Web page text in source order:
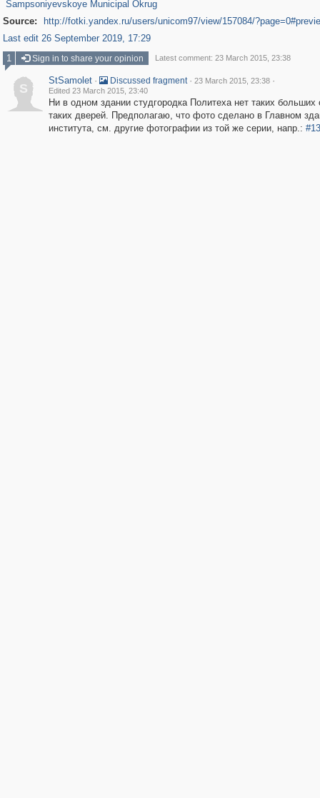
Sampsoniyevskoye Municipal Okrug
Source:
http://fotki.yandex.ru/users/unicom97/view/157084/
Last edit 26 September 2019, 17:29
1
Sign in to share your opinion Latest comment: 23 March 2015, 23:38
S
StSamolet · Discussed fragment · 23 March 2015, 23:38 ·
Edited 23 March 2015, 23:40
Ни в одном здании студгородка Политеха нет таких больших
таких дверей. Предполагаю, что фото сделано в Главном
института, см. другие фотографии из той же серии, напр.: